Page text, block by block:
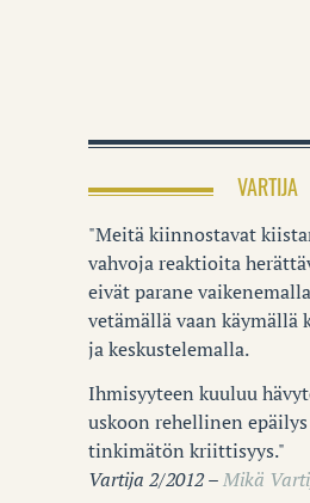
VARTIJA
"Meitä kiinnostavat
vahvoja reaktioita
eivät parane
vetämällä vaan
ja keskustelemalla.
Ihmisyyteen kuuluu
uskoon rehellinen
tinkimätön kriittisyys."
Vartija 2/2012 –Mikä